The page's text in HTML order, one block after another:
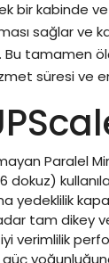
bir kabinde
sağlar ve
tamamen
süresi ve
Paralel
dokuz)
yedeklilik
tam dikey
iyi verimlilik